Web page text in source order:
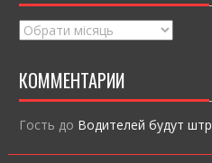
Архивы
КОММЕНТАРИИ
Гость до Водителей будут